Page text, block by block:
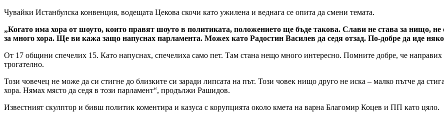
Чувайки Истанбулска конвенция, водещата Цекова скочи като ужилена и веднага се опита да смени темата.
„Когато има хора от шоуто, които правят шоуто в политиката, положението ще бъде такова. Слави не става за нищо, не
за много хора. Ще ви кажа защо напуснах парламента. Можех като Радостин Василев да седя отзад. По-добре да иде
От 17 общини спечелих 15. Като напуснах, спечелиха само пет. Там стана нещо много интересно. Помните добре, че
трогателно.
Този човечец не може да си стигне до близките си заради липсата на път. Този човек нищо друго не иска – малко пътче да
хора. Нямах място да седя в този парламент“, продължи Рашидов.
Известният скулптор и бивш политик коментира и казуса с корупцията около кмета на варна Благомир Коцев и ПП като цяло.